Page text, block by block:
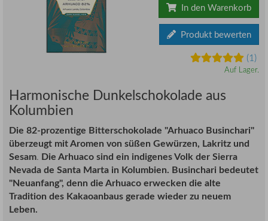
In den Warenkorb
Produkt bewerten
(1)
Auf Lager.
Harmonische Dunkelschokolade aus
Kolumbien
Die 82-prozentige Bitterschokolade "Arhuaco Businchari"
überzeugt mit Aromen von süßen Gewürzen, Lakritz und
Sesam. Die Arhuaco sind ein indigenes Volk der Sierra
Nevada de Santa Marta in Kolumbien. Businchari bedeutet
"Neuanfang", denn die Arhuaco erwecken die alte
Tradition des Kakaoanbaus gerade wieder zu neuem
Leben.